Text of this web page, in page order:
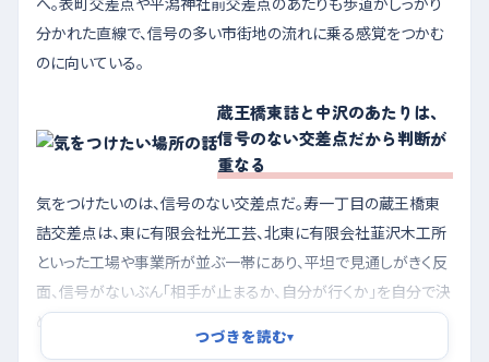
分かれた直線で、信号の多い市街地の流れに乗る感覚をつかむ
のに向いている。
蔵王橋東詰と中沢のあたりは、
信号のない交差点だから判断が
重なる
気をつけたいのは、信号のない交差点だ。寿一丁目の蔵王橋東
詰交差点は、東に有限会社光工芸、北東に有限会社韮沢木工所
といった工場や事業所が並ぶ一帯にあり、平坦で見通しがきく反
面、信号がないぶん「相手が止まるか、自分が行くか」を自分で決
めなければならない。作業車や配送の車が路肩から出入りする
時間帯は、その判断が重なって迷いが生まれやすい。中沢町の中
つづきを読む▾